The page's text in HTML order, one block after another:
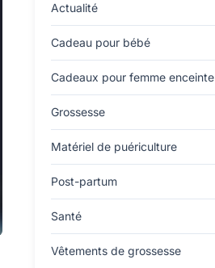
Actualité
Cadeau pour bébé
Cadeaux pour femme enceinte
Grossesse
Matériel de puériculture
Post-partum
Santé
Vêtements de grossesse